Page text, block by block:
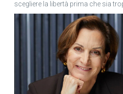
scegliere la libertà prima che sia